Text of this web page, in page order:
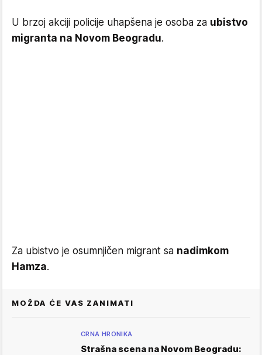
U brzoj akciji policije uhapšena je osoba za ubistvo
migranta na Novom Beogradu.
Za ubistvo je osumnjičen migrant sa nadimkom
Hamza.
MOŽDA ĆE VAS ZANIMATI
CRNA HRONIKA
Strašna scena na Novom Beogradu: